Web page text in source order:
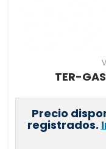
TER-
Precio
registrados.